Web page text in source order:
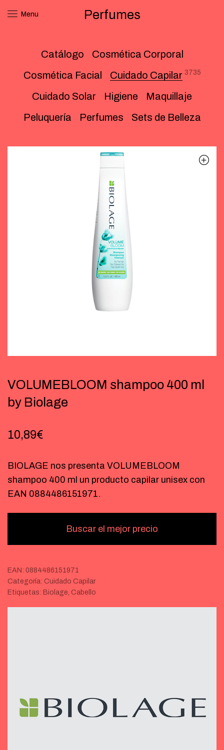
Menu Perfumes
Catálogo
Cosmética Corporal
Cosmética Facial
Cuidado Capilar 3735
Cuidado Solar Higiene
Maquillaje
Peluquería
Perfumes Sets de Belleza
VOLUMEBLOOM shampoo 400 ml
by Biolage
10,89€
BIOLAGE nos presenta VOLUMEBLOOM
shampoo 400 ml un producto capilar unisex con
EAN 0884486151971.
Buscar el mejor precio
EAN: 0884486151971
Categoría: Cuidado Capilar
Etiquetas: Biolage, Cabello